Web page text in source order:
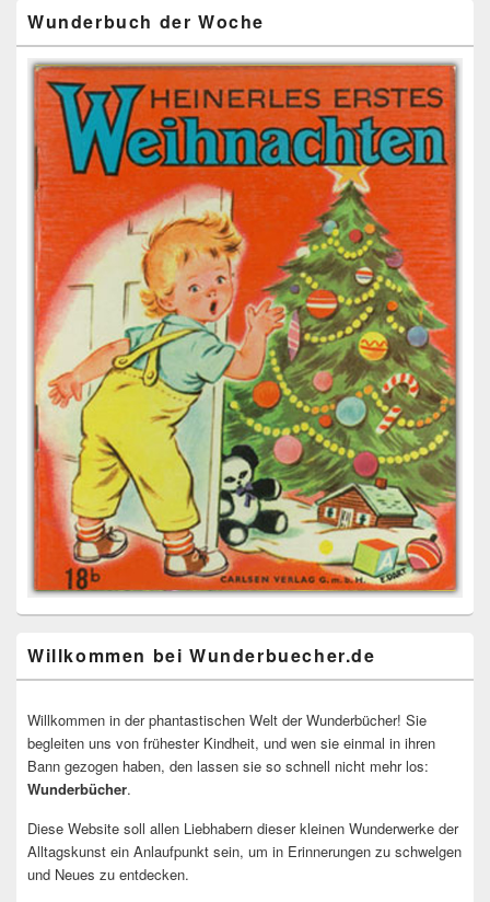
Wunderbuch der Woche
Willkommen bei Wunderbuecher.de
Willkommen in der phantastischen Welt der Wunderbücher! Sie
begleiten uns von frühester Kindheit, und wen sie einmal in ihren
Bann gezogen haben, den lassen sie so schnell nicht mehr los:
Wunderbücher.
Diese Website soll allen Liebhabern dieser kleinen Wunderwerke der
Alltagskunst ein Anlaufpunkt sein, um in Erinnerungen zu schwelgen
und Neues zu entdecken.